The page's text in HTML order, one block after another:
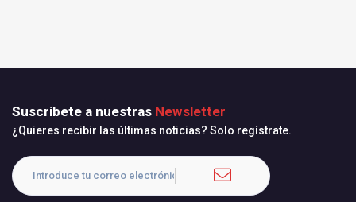
Suscribete a nuestras Newsletter
¿Quieres recibir las últimas noticias? Solo regístrate.